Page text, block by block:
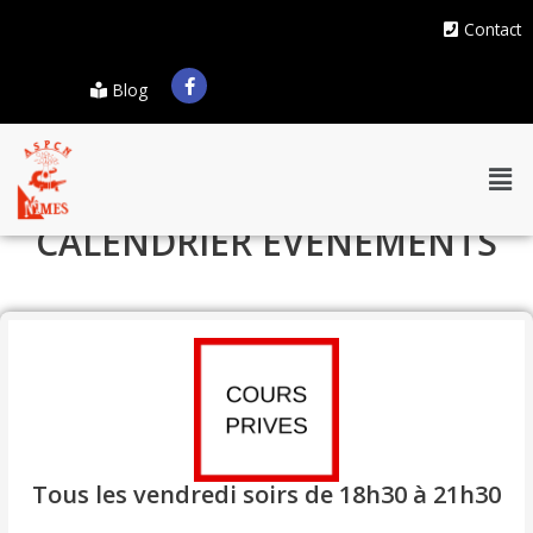
Contact
Blog
CALENDRIER EVENEMENTS
Tous les vendredi soirs de 18h30 à 21h30